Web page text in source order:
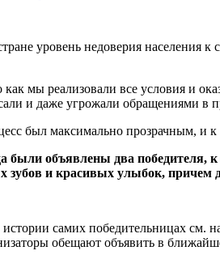
уровень недоверия населения
мы реализовали все условия и
и даже угрожали обращениями в
был максимально прозрачным, и к
были объявлены два
зубов и красивых улыбок, причем
самих победительницах
обещают объявить в